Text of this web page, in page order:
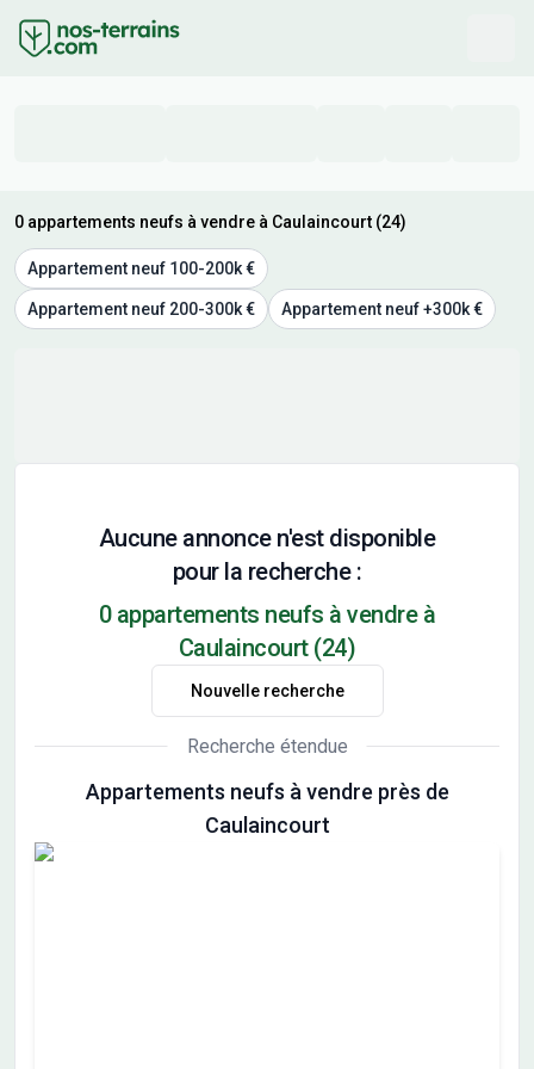
0 appartements neufs à vendre à Caulaincourt (24)
Appartement neuf 100-200k €
Appartement neuf 200-300k € Appartement neuf +300k €
Aucune annonce n'est disponible
pour la recherche :
0 appartements neufs à vendre à
Caulaincourt (24)
Nouvelle recherche
Recherche étendue
Appartements neufs à vendre près de
Caulaincourt